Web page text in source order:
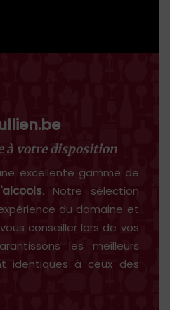
à votre disposition
excellente gamme de
. Notre sélection
du domaine et
conseiller lors de vos
les meilleurs
identiques à ceux des